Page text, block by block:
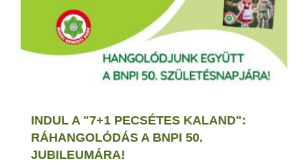
INDUL A "7+1 PECSÉTES KALAND":
RÁHANGOLÓDÁS A BNPI 50.
JUBILEUMÁRA!